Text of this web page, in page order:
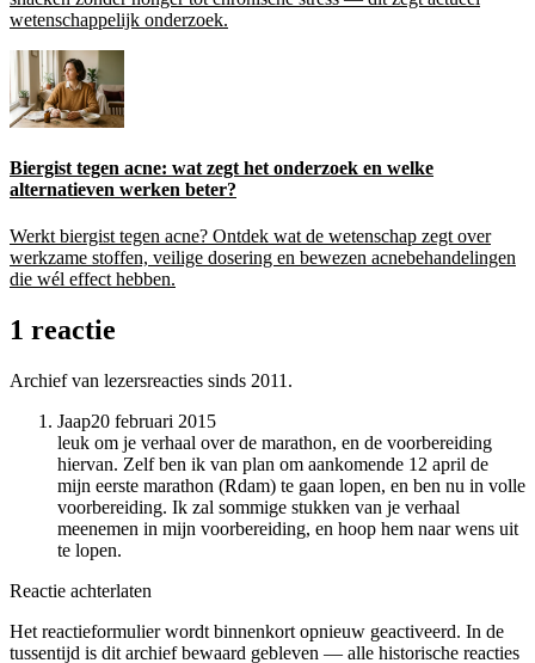
wetenschappelijk onderzoek.
Biergist tegen acne: wat zegt het onderzoek en welke
alternatieven werken beter?
Werkt biergist tegen acne? Ontdek wat de wetenschap zegt over
werkzame stoffen, veilige dosering en bewezen acnebehandelingen
die wél effect hebben.
1 reactie
Archief van lezersreacties sinds 2011.
Jaap20 februari 2015
leuk om je verhaal over de marathon, en de voorbereiding
hiervan. Zelf ben ik van plan om aankomende 12 april de
mijn eerste marathon (Rdam) te gaan lopen, en ben nu in volle
voorbereiding. Ik zal sommige stukken van je verhaal
meenemen in mijn voorbereiding, en hoop hem naar wens uit
te lopen.
Reactie achterlaten
Het reactieformulier wordt binnenkort opnieuw geactiveerd. In de
tussentijd is dit archief bewaard gebleven — alle historische reacties